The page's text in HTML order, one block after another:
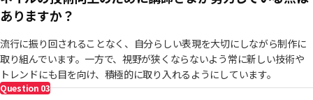
ありますか？
流行に振り回されることなく、自分らしい表現を大切にしながら制作に
取り組んでいます。一方で、視野が狭くならないよう常に新しい技術や
トレンドにも目を向け、積極的に取り入れるようにしています。
Question 03